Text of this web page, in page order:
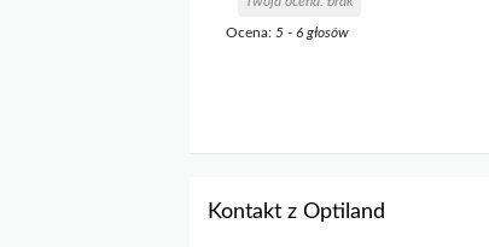
Ocena: 5 - 6 głosów
Kontakt z Optiland